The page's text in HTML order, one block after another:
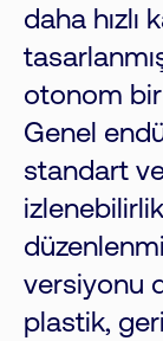
daha hızlı
otonom bir
Genel
standart
versiyonu
plastik,